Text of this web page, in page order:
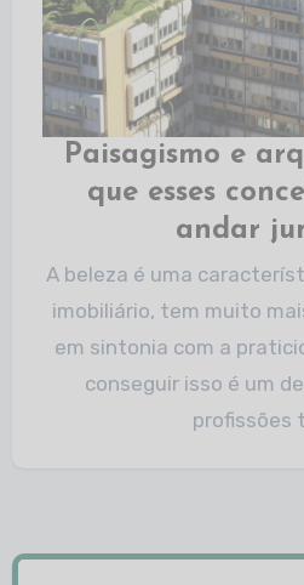
Paisagismo e
que esses
andar
A beleza é uma característica que, no mercado
imobiliário, tem muito
em sintonia com a
conseguir isso é um
profissões